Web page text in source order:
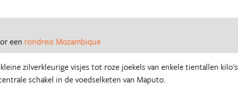
een rondreis Mozambique
zilverkleurige visjes tot roze joekels van enkele tientallen
schakel in de voedselketen van Maputo.